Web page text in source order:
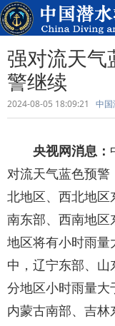
强对流天气
警继续
2024-08-05 18:09:21 中国
央视网消息：
对流天气蓝色预警
北地区、西北地区
南东部、西南地区
地区将有小时雨量
中，辽宁东部、山
分地区小时雨量大
内蒙古南部、吉林